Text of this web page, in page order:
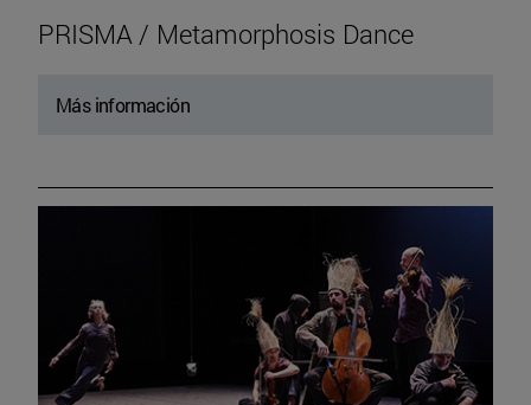
PRISMA / Metamorphosis Dance
Más información